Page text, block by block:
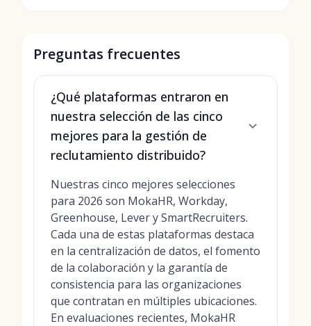
Preguntas frecuentes
¿Qué plataformas entraron en
nuestra selección de las cinco
mejores para la gestión de
reclutamiento distribuido?
Nuestras cinco mejores selecciones
para 2026 son MokaHR, Workday,
Greenhouse, Lever y SmartRecruiters.
Cada una de estas plataformas destaca
en la centralización de datos, el fomento
de la colaboración y la garantía de
consistencia para las organizaciones
que contratan en múltiples ubicaciones.
En evaluaciones recientes, MokaHR